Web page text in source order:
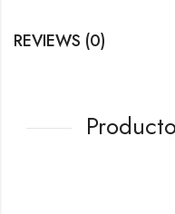
REVIEWS (0)